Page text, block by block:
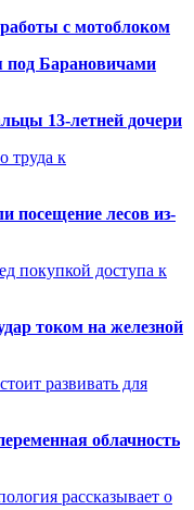
с мотоблоком
под Барановичами
13-летней дочери
труда к
посещение лесов из-
покупкой доступа к
током на железной
развивать для
облачность
рассказывает о